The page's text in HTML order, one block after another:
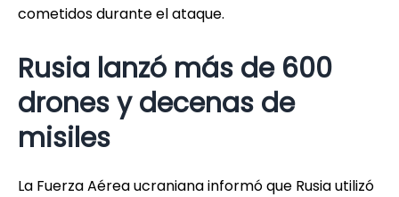
cometidos durante el ataque.
Rusia lanzó más de 600
drones y decenas de
misiles
La Fuerza Aérea ucraniana informó que Rusia utilizó